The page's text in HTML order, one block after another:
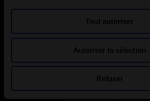
Tout autoriser
Autoriser la sélection
Refuser